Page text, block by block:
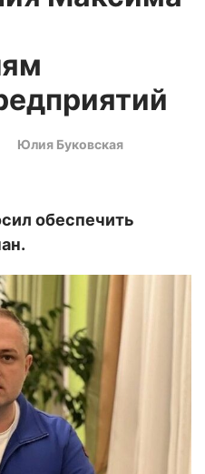
Юлия Буковская
обеспечить